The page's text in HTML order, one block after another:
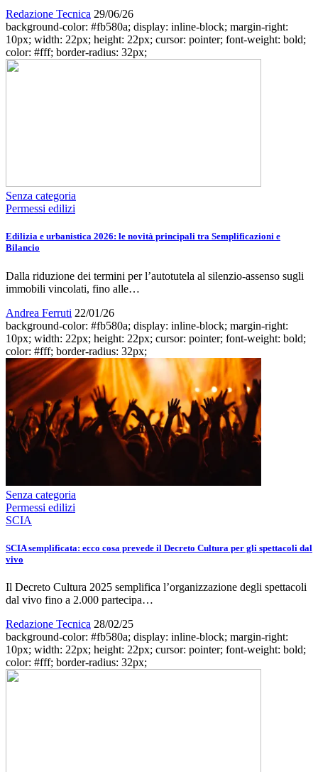
Redazione Tecnica 29/06/26
background-color: #fb580a; display: inline-block; margin-right:
10px; width: 22px; height: 22px; cursor: pointer; font-weight: bold;
color: #fff; border-radius: 32px;
Senza categoria
Permessi edilizi
Edilizia e urbanistica 2026: le novità principali tra Semplificazioni e
Bilancio
Dalla riduzione dei termini per l’autotutela al silenzio-assenso sugli
immobili vincolati, fino alle…
Andrea Ferruti 22/01/26
background-color: #fb580a; display: inline-block; margin-right:
10px; width: 22px; height: 22px; cursor: pointer; font-weight: bold;
color: #fff; border-radius: 32px;
Senza categoria
Permessi edilizi
SCIA
SCIA semplificata: ecco cosa prevede il Decreto Cultura per gli spettacoli dal
vivo
Il Decreto Cultura 2025 semplifica l’organizzazione degli spettacoli
dal vivo fino a 2.000 partecipa…
Redazione Tecnica 28/02/25
background-color: #fb580a; display: inline-block; margin-right:
10px; width: 22px; height: 22px; cursor: pointer; font-weight: bold;
color: #fff; border-radius: 32px;